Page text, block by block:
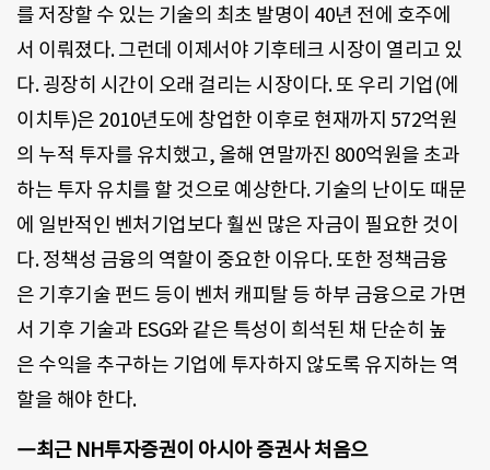
를 저장할 수 있는 기술의 최초 발명이 40년 전에 호주에
서 이뤄졌다. 그런데 이제서야 기후테크 시장이 열리고 있
다. 굉장히 시간이 오래 걸리는 시장이다. 또 우리 기업(에
이치투)은 2010년도에 창업한 이후로 현재까지 572억원
의 누적 투자를 유치했고, 올해 연말까진 800억원을 초과
하는 투자 유치를 할 것으로 예상한다. 기술의 난이도 때문
에 일반적인 벤처기업보다 훨씬 많은 자금이 필요한 것이
다. 정책성 금융의 역할이 중요한 이유다. 또한 정책금융
은 기후기술 펀드 등이 벤처 캐피탈 등 하부 금융으로 가면
서 기후 기술과 ESG와 같은 특성이 희석된 채 단순히 높
은 수익을 추구하는 기업에 투자하지 않도록 유지하는 역
할을 해야 한다.
―최근 NH투자증권이 아시아 증권사 처음으